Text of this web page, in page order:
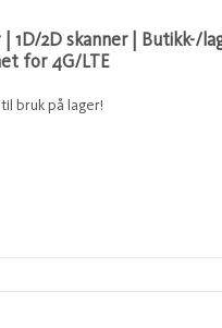
| 1D/2D skanner | Butikk-/
for 4G/LTE
bruk på lager!